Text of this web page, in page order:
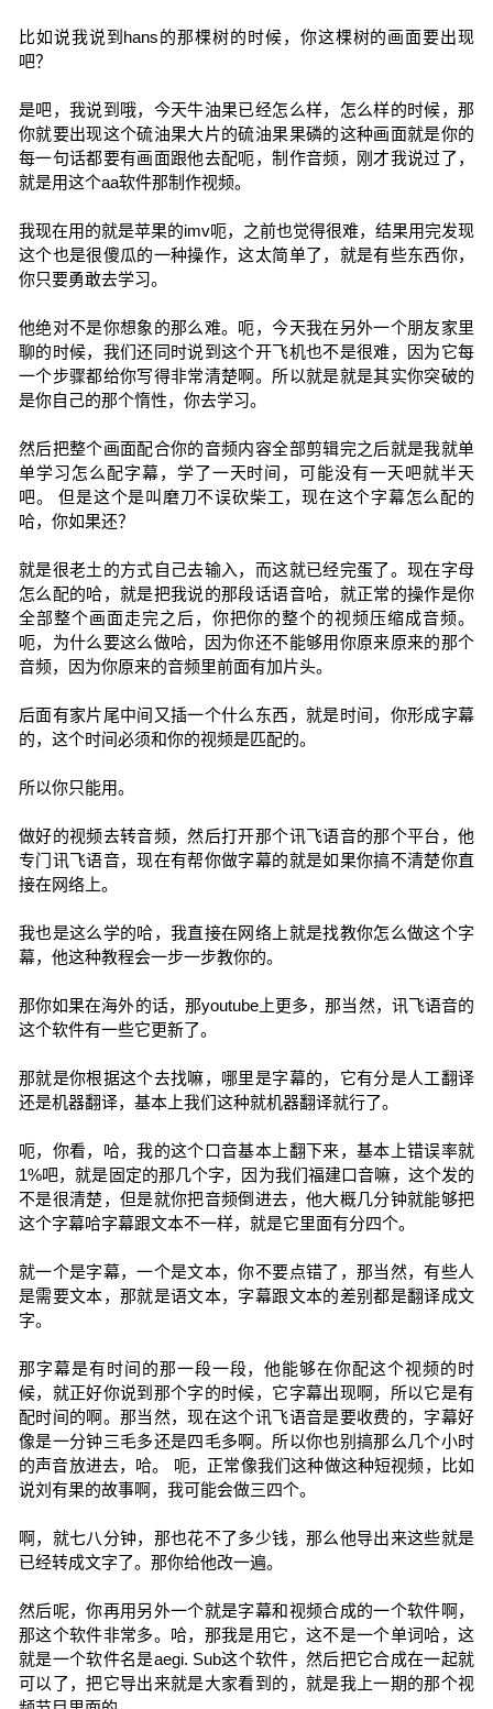
比如说我说到hans的那棵树的时候，你这棵树的画面要出现
吧？
是吧，我说到哦，今天牛油果已经怎么样，怎么样的时候，那
你就要出现这个硫油果大片的硫油果果磷的这种画面就是你的
每一句话都要有画面跟他去配呃，制作音频，刚才我说过了，
就是用这个aa软件那制作视频。
我现在用的就是苹果的imv呃，之前也觉得很难，结果用完发现
这个也是很傻瓜的一种操作，这太简单了，就是有些东西你，
你只要勇敢去学习。
他绝对不是你想象的那么难。呃，今天我在另外一个朋友家里
聊的时候，我们还同时说到这个开飞机也不是很难，因为它每
一个步骤都给你写得非常清楚啊。所以就是就是其实你突破的
是你自己的那个惰性，你去学习。
然后把整个画面配合你的音频内容全部剪辑完之后就是我就单
单学习怎么配字幕，学了一天时间，可能没有一天吧就半天
吧。 但是这个是叫磨刀不误砍柴工，现在这个字幕怎么配的
哈，你如果还？
就是很老土的方式自己去输入，而这就已经完蛋了。现在字母
怎么配的哈，就是把我说的那段话语音哈，就正常的操作是你
全部整个画面走完之后，你把你的整个的视频压缩成音频。
呃，为什么要这么做哈，因为你还不能够用你原来原来的那个
音频，因为你原来的音频里前面有加片头。
后面有家片尾中间又插一个什么东西，就是时间，你形成字幕
的，这个时间必须和你的视频是匹配的。
所以你只能用。
做好的视频去转音频，然后打开那个讯飞语音的那个平台，他
专门讯飞语音，现在有帮你做字幕的就是如果你搞不清楚你直
接在网络上。
我也是这么学的哈，我直接在网络上就是找教你怎么做这个字
幕，他这种教程会一步一步教你的。
那你如果在海外的话，那youtube上更多，那当然，讯飞语音的
这个软件有一些它更新了。
那就是你根据这个去找嘛，哪里是字幕的，它有分是人工翻译
还是机器翻译，基本上我们这种就机器翻译就行了。
呃，你看，哈，我的这个口音基本上翻下来，基本上错误率就
1%吧，就是固定的那几个字，因为我们福建口音嘛，这个发的
不是很清楚，但是就你把音频倒进去，他大概几分钟就能够把
这个字幕哈字幕跟文本不一样，就是它里面有分四个。
就一个是字幕，一个是文本，你不要点错了，那当然，有些人
是需要文本，那就是语文本，字幕跟文本的差别都是翻译成文
字。
那字幕是有时间的那一段一段，他能够在你配这个视频的时
候，就正好你说到那个字的时候，它字幕出现啊，所以它是有
配时间的啊。那当然，现在这个讯飞语音是要收费的，字幕好
像是一分钟三毛多还是四毛多啊。所以你也别搞那么几个小时
的声音放进去，哈。 呃，正常像我们这种做这种短视频，比如
说刘有果的故事啊，我可能会做三四个。
啊，就七八分钟，那也花不了多少钱，那么他导出来这些就是
已经转成文字了。那你给他改一遍。
然后呢，你再用另外一个就是字幕和视频合成的一个软件啊，
那这个软件非常多。哈，那我是用它，这不是一个单词哈，这
就是一个软件名是aegi. Sub这个软件，然后把它合成在一起就
可以了，把它导出来就是大家看到的，就是我上一期的那个视